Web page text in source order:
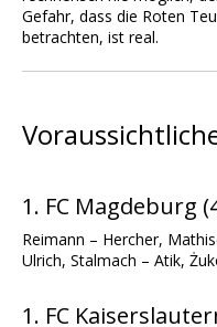
Gefahr, dass die Roten
betrachten, ist real.
1. FC Magdeburg
Reimann – Hercher,
Ulrich, Stalmach – Atik,
1. FC